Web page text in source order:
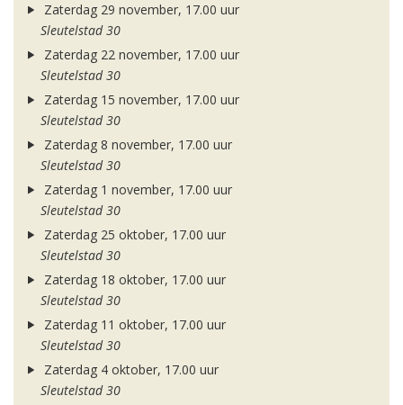
Zaterdag 29 november, 17.00 uur
Sleutelstad 30
Zaterdag 22 november, 17.00 uur
Sleutelstad 30
Zaterdag 15 november, 17.00 uur
Sleutelstad 30
Zaterdag 8 november, 17.00 uur
Sleutelstad 30
Zaterdag 1 november, 17.00 uur
Sleutelstad 30
Zaterdag 25 oktober, 17.00 uur
Sleutelstad 30
Zaterdag 18 oktober, 17.00 uur
Sleutelstad 30
Zaterdag 11 oktober, 17.00 uur
Sleutelstad 30
Zaterdag 4 oktober, 17.00 uur
Sleutelstad 30